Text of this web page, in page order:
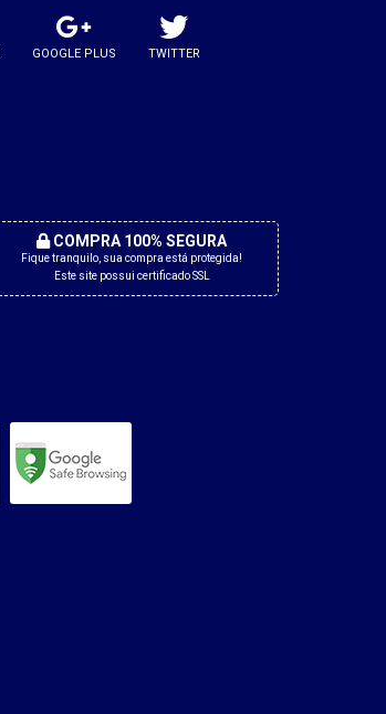
GOOGLE PLUS TWITTER
COMPRA 100% SEGURA
Fique tranquilo, sua compra está protegida!
Este site possui certificado SSL